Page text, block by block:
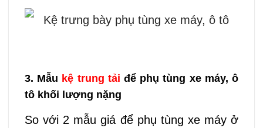
3. Mẫu kệ trung tải để phụ tùng xe máy, ô
tô khối lượng nặng
So với 2 mẫu giá để phụ tùng xe máy ở